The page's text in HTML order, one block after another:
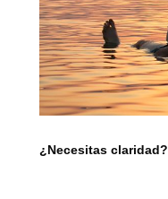
¿Necesitas claridad?